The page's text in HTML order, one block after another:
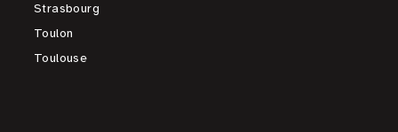
Strasbourg
Toulon
Toulouse